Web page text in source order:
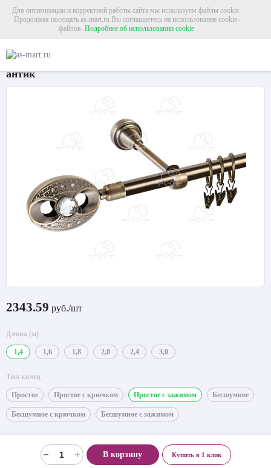
Для оптимизации и корректной работы сайта мы используем файлы cookie.
Продолжая посещать as-mart.ru Вы соглашаетесь на использование cookie-
файлов. Подробнее об использовании cookie
Карниз для штор однорядный «Игнацио» Ø16Г
антик
2343.59 руб./шт
Длина (м)
1,4 1,6 1,8 2,0 2,4 3,0
Тип колец
Простое Простое с крючком Простое с зажимом Бесшумное
Бесшумное с крючком Бесшумное с зажимом
В корзину Купить в 1 клик